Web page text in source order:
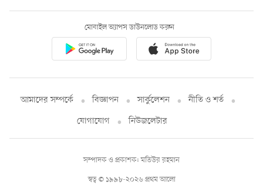
মোবাইল অ্যাপস ডাউনলোড করুন
আমাদের সম্পর্কে বিজ্ঞাপন সার্কুলেশন
নীতি ও শর্ত
যোগাযোগ
নিউজলেটার
স্বত্ব © ১৯৯৮-২০২৬ প্রথম আলো
সম্পাদক ও প্রকাশক: মতিউর রহমান